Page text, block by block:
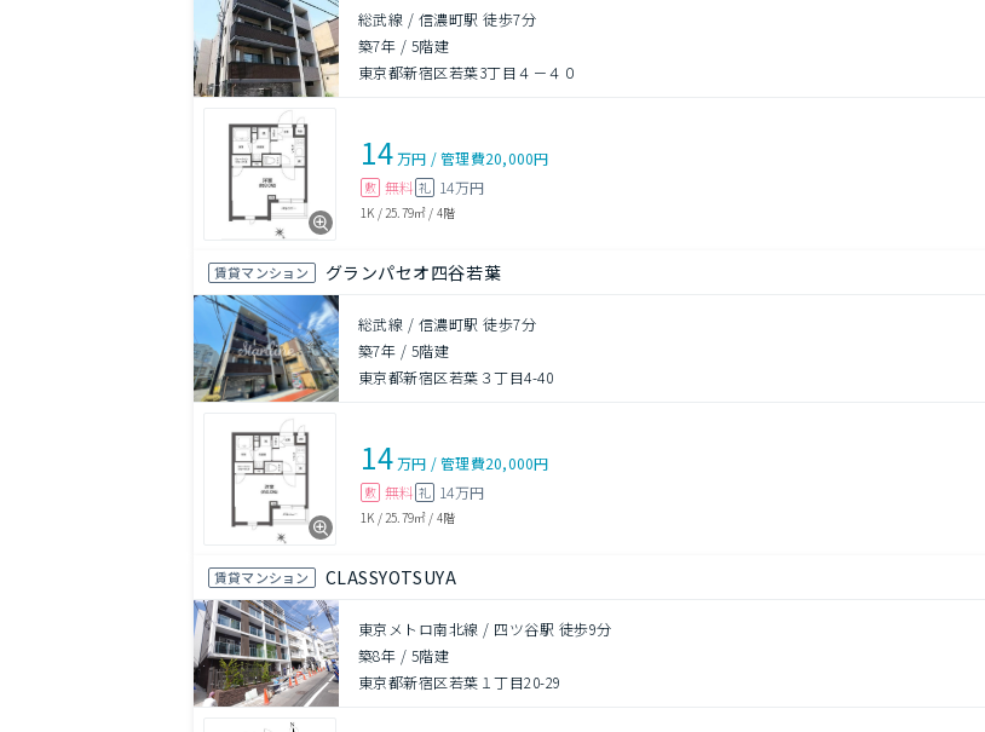
総武線 / 信濃町駅 徒歩7分
築7年 / 5階建
東京都新宿区若葉3丁目４－４０
14万円 /管理費20,000円
敷 無料 礼 14万円
1K / 25.79㎡ / 4階
賃貸マンション グランパセオ四谷若葉
総武線 / 信濃町駅 徒歩7分
築7年 / 5階建
東京都新宿区若葉３丁目4-40
14万円 /管理費20,000円
敷 無料 礼 14万円
1K / 25.79㎡ / 4階
賃貸マンション CLASSYOTSUYA
東京メトロ南北線 / 四ツ谷駅 徒歩9分
築8年 / 5階建
東京都新宿区若葉１丁目20-29